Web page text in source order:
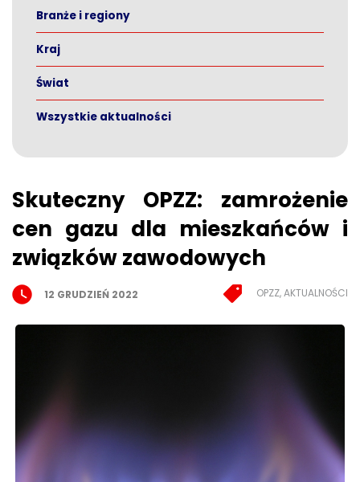
Branże i regiony
Kraj
Świat
Wszystkie aktualności
Skuteczny OPZZ: zamrożenie
cen gazu dla mieszkańców i
związków zawodowych
12 GRUDZIEŃ 2022 OPZZ, AKTUALNOŚCI